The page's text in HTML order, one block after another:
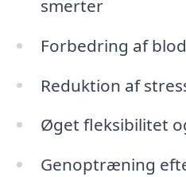
smerter
Forbedring af
Reduktion af
Øget fleksibilitet
Genoptræning